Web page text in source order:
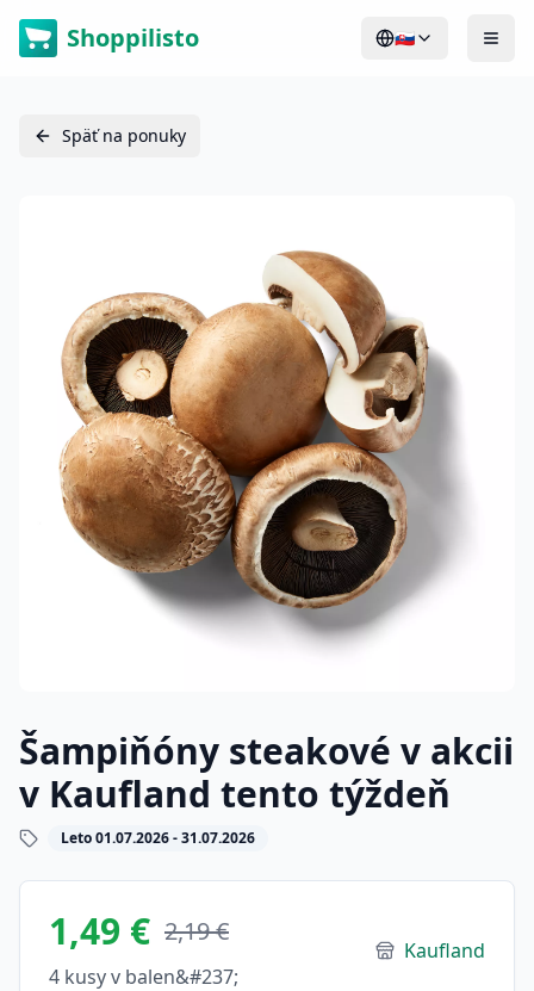
Shoppilisto 🇸🇰
Späť na ponuky
Šampiňóny steakové v akcii
v Kaufland tento týždeň
Leto 01.07.2026 - 31.07.2026
1,49 € 2,19 €
4 kusy v balen&#237;
Kaufland